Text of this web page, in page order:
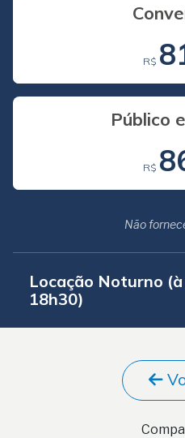
R$
Público
R$
Não
Locação Noturno
18h30)